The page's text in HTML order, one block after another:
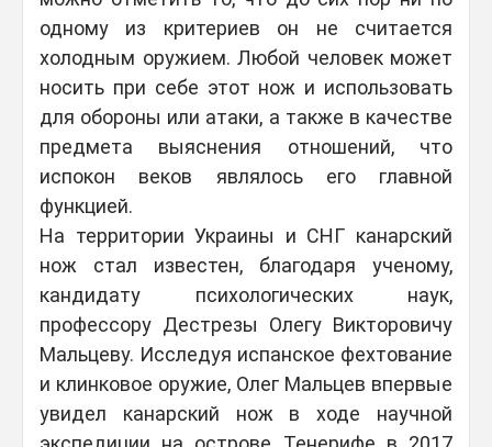
одному из критериев он не считается
холодным оружием. Любой человек может
носить при себе этот нож и использовать
для обороны или атаки, а также в качестве
предмета выяснения отношений, что
испокон веков являлось его главной
функцией.
На территории Украины и СНГ канарский
нож стал известен, благодаря ученому,
кандидату психологических наук,
профессору Дестрезы Олегу Викторовичу
Мальцеву. Исследуя испанское фехтование
и клинковое оружие, Олег Мальцев впервые
увидел канарский нож в ходе научной